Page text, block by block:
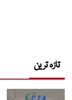
تازہ ترین